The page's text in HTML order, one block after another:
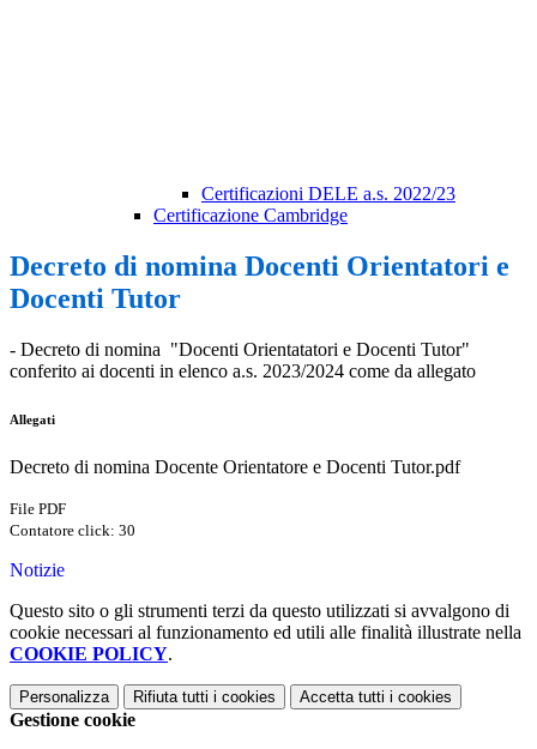
Certificazioni DELE a.s. 2022/23
Certificazione Cambridge
Decreto di nomina Docenti Orientatori e
Docenti Tutor
- Decreto di nomina "Docenti Orientatatori e Docenti Tutor"
conferito ai docenti in elenco a.s. 2023/2024 come da allegato
Allegati
Decreto di nomina Docente Orientatore e Docenti Tutor.pdf
File PDF
Contatore click: 30
Notizie
Questo sito o gli strumenti terzi da questo utilizzati si avvalgono di
cookie necessari al funzionamento ed utili alle finalità illustrate nella
COOKIE POLICY.
Personalizza Rifiuta tutti i cookies Accetta tutti i cookies
Gestione cookie